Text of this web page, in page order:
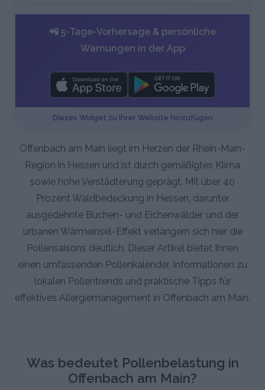
📲 5-Tage-Vorhersage & persönliche
Warnungen in der App
Dieses Widget zu Ihrer Website hinzufügen
Offenbach am Main liegt im Herzen der Rhein-Main-
Region in Hessen und ist durch gemäßigtes Klima
sowie hohe Verstädterung geprägt. Mit über 40
Prozent Waldbedeckung in Hessen, darunter
ausgedehnte Buchen- und Eichenwälder, und der
urbanen Wärmeinsel-Effekt verlängern sich hier die
Pollensaisons deutlich. Dieser Artikel bietet Ihnen
einen umfassenden Pollenkalender, Informationen zu
lokalen Pollentrends und praktische Tipps für
effektives Allergiemanagement in Offenbach am Main.
Was bedeutet Pollenbelastung in
Offenbach am Main?